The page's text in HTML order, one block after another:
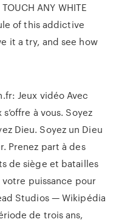
ANY WHITE
of this addictive
it a try, and see how
Jeux vidéo Avec
à vous. Soyez
Dieu. Soyez un Dieu
Prenez part à des
de siège et batailles
puissance pour
Studios — Wikipédia
de trois ans,